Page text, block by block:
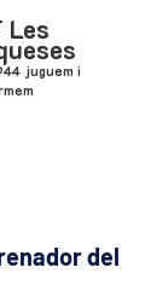
Les
juguem i
del